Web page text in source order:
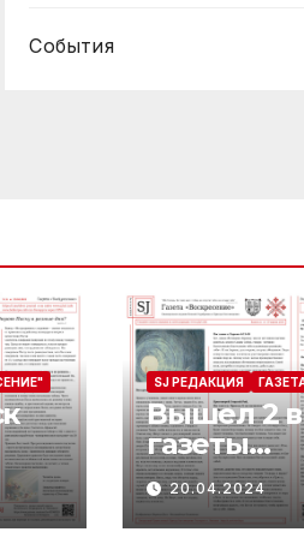
События
SJ РЕДАКЦИЯ
Вышел 2
газеты
20.04.2024